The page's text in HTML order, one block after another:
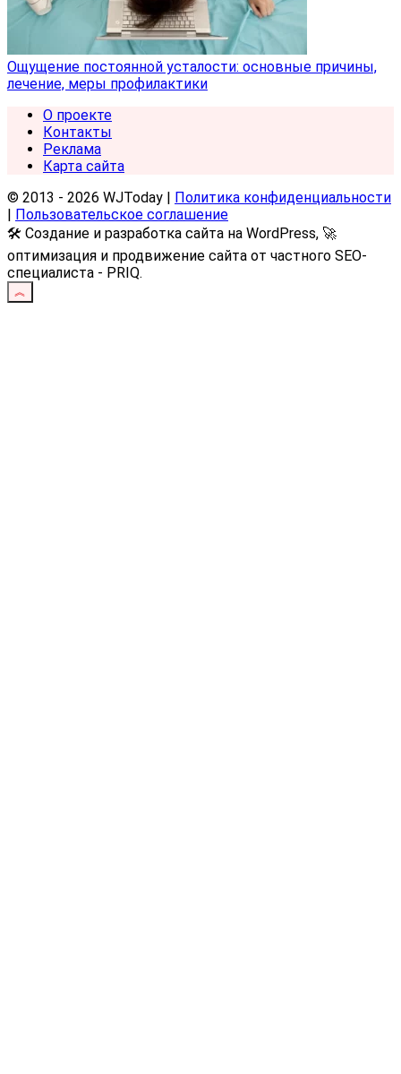
Ощущение постоянной усталости: основные причины,
лечение, меры профилактики
О проекте
Контакты
Реклама
Карта сайта
© 2013 - 2026 WJToday | Политика конфиденциальности
| Пользовательское соглашение
🛠️ Создание и разработка сайта на WordPress, 🚀
оптимизация и продвижение сайта от частного SEO-
специалиста - PRIQ.